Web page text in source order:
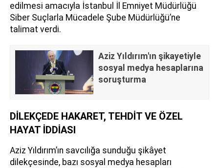
edilmesi amacıyla İstanbul İl Emniyet Müdürlüğü
Siber Suçlarla Mücadele Şube Müdürlüğü’ne
talimat verdi.
Aziz Yıldırım'ın şikayetiyle
sosyal medya hesaplarına
soruşturma
DİLEKÇEDE HAKARET, TEHDİT VE ÖZEL
HAYAT İDDİASI
Aziz Yıldırım’ın savcılığa sunduğu şikâyet
dilekçesinde, bazı sosyal medya hesapları